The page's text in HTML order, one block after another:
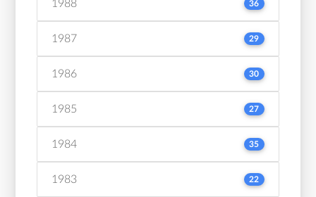
1988 36
1987 29
1986 30
1985 27
1984 35
1983 22